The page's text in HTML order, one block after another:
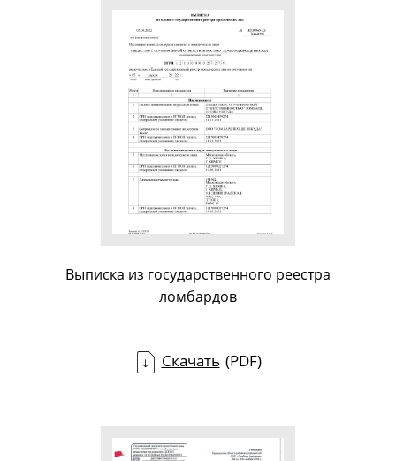
Выписка из государственного реестра
ломбардов
Скачать